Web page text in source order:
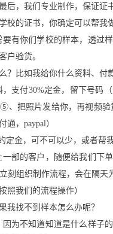
后，我们专业制作，保证证
校的证书，你确定可以帮我
有你们学校的样本，透过
户验货。
？比如我给你什么资料、付
支付30%定金，留下号
、把照片发给你，再视频
通，paypal）
定金，可不可以少，或者帮
部的客户，随便给我们下
刻组织制作流程，会在隔
照我们的流程操作）
我找不到样本怎么办呢？
为不知道知道是什么样子